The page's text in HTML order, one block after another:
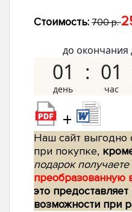
Стоимость: 700 р.
до окончания
01 01
+
Наш сайт выгодно
при покупке,
подарок получаете
преобразованную
это
возможности при